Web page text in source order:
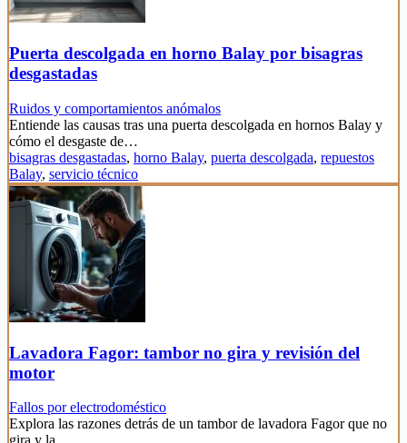
Puerta descolgada en horno Balay por bisagras
desgastadas
Ruidos y comportamientos anómalos
Entiende las causas tras una puerta descolgada en hornos Balay y
cómo el desgaste de…
bisagras desgastadas, horno Balay, puerta descolgada, repuestos
Balay, servicio técnico
Lavadora Fagor: tambor no gira y revisión del
motor
Fallos por electrodoméstico
Explora las razones detrás de un tambor de lavadora Fagor que no